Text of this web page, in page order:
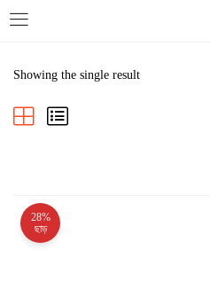
Showing the single result
28%
ছাড়